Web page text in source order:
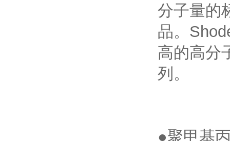
分子量的
品。
高的高分
列。
●聚甲基